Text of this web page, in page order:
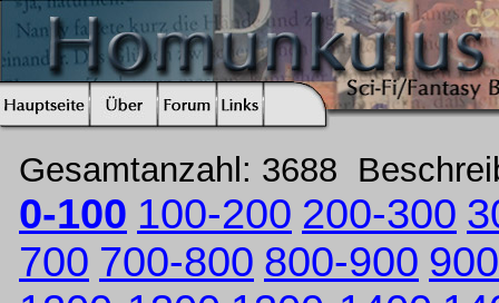
Gesamtanzahl: 3688
0-100 100-200 200-300
700 700-800 800-900